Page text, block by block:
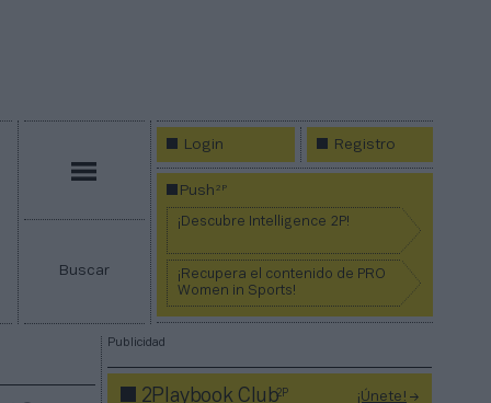
Buscar
Login Registro
Push2P
¡Descubre Intelligence 2P!
¡Recupera el contenido de PRO
Women in Sports!
Publicidad
2Playbook Club2P ¡Únete!